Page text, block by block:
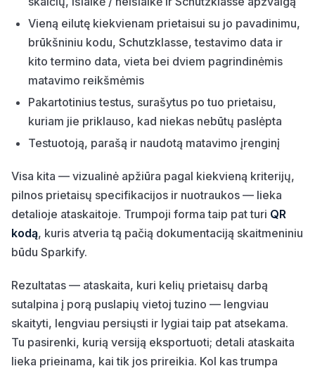
Vieną eilutę kiekvienam prietaisui su jo pavadinimu,
brūkšniniu kodu, Schutzklasse, testavimo data ir
kito termino data, vieta bei dviem pagrindinėmis
matavimo reikšmėmis
Pakartotinius testus, surašytus po tuo prietaisu,
kuriam jie priklauso, kad niekas nebūtų paslėpta
Testuotoją, parašą ir naudotą matavimo įrenginį
Visa kita — vizualinė apžiūra pagal kiekvieną kriterijų,
pilnos prietaisų specifikacijos ir nuotraukos — lieka
detalioje ataskaitoje. Trumpoji forma taip pat turi QR
kodą, kuris atveria tą pačią dokumentaciją skaitmeniniu
būdu Sparkify.
Rezultatas — ataskaita, kuri kelių prietaisų darbą
sutalpina į porą puslapių vietoj tuzino — lengviau
skaityti, lengviau persiųsti ir lygiai taip pat atsekama.
Tu pasirenki, kurią versiją eksportuoti; detali ataskaita
lieka prieinama, kai tik jos prireikia. Kol kas trumpa